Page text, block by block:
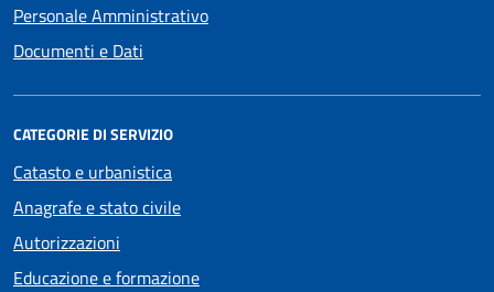
Personale Amministrativo
Documenti e Dati
CATEGORIE DI SERVIZIO
Catasto e urbanistica
Anagrafe e stato civile
Autorizzazioni
Educazione e formazione